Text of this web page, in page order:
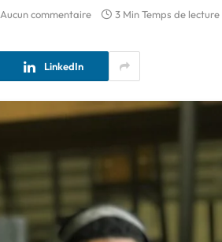
Aucun commentaire 3 Min Temps de lecture
LinkedIn